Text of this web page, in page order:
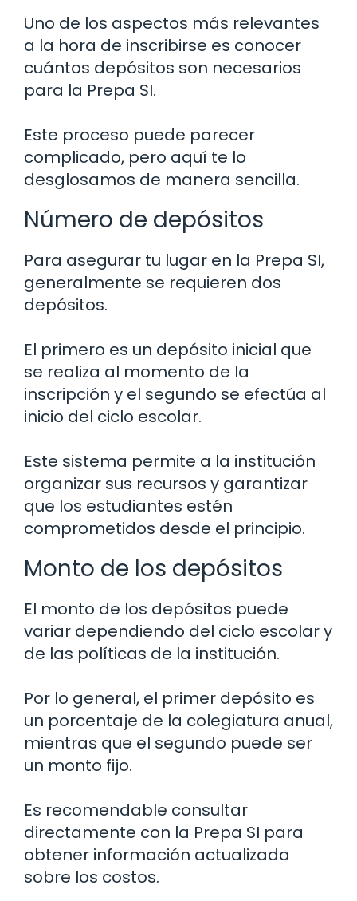
Uno de los aspectos más relevantes
a la hora de inscribirse es conocer
cuántos depósitos son necesarios
para la Prepa SI.
Este proceso puede parecer
complicado, pero aquí te lo
desglosamos de manera sencilla.
Número de depósitos
Para asegurar tu lugar en la Prepa SI,
generalmente se requieren dos
depósitos.
El primero es un depósito inicial que
se realiza al momento de la
inscripción y el segundo se efectúa al
inicio del ciclo escolar.
Este sistema permite a la institución
organizar sus recursos y garantizar
que los estudiantes estén
comprometidos desde el principio.
Monto de los depósitos
El monto de los depósitos puede
variar dependiendo del ciclo escolar y
de las políticas de la institución.
Por lo general, el primer depósito es
un porcentaje de la colegiatura anual,
mientras que el segundo puede ser
un monto fijo.
Es recomendable consultar
directamente con la Prepa SI para
obtener información actualizada
sobre los costos.